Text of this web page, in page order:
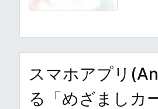
スマホアプリ
る「めざましカ